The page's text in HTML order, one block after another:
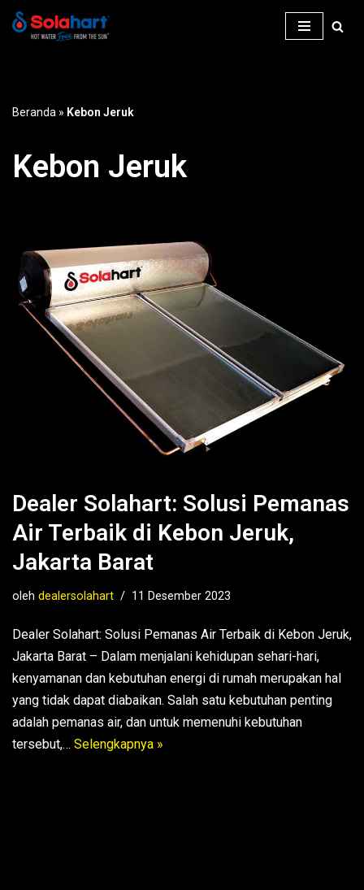
Beranda » Kebon Jeruk
Kebon Jeruk
Dealer Solahart: Solusi Pemanas
Air Terbaik di Kebon Jeruk,
Jakarta Barat
oleh dealersolahart 11 Desember 2023
Dealer Solahart: Solusi Pemanas Air Terbaik di Kebon Jeruk,
Jakarta Barat – Dalam menjalani kehidupan sehari-hari,
kenyamanan dan kebutuhan energi di rumah merupakan hal
yang tidak dapat diabaikan. Salah satu kebutuhan penting
adalah pemanas air, dan untuk memenuhi kebutuhan
tersebut,… Selengkapnya »